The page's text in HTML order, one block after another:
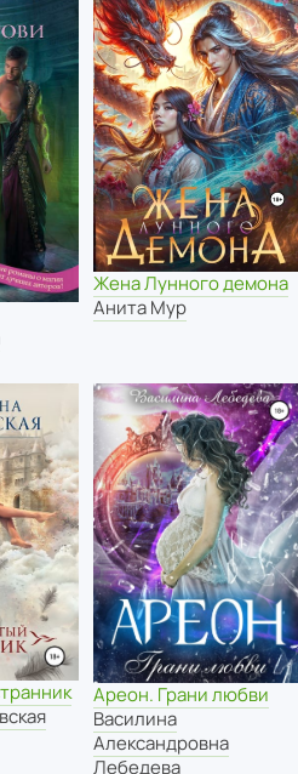
Жена Лунного демона
Анита Мур
Ареон. Грани любви
Василина
Александровна
Лебедева